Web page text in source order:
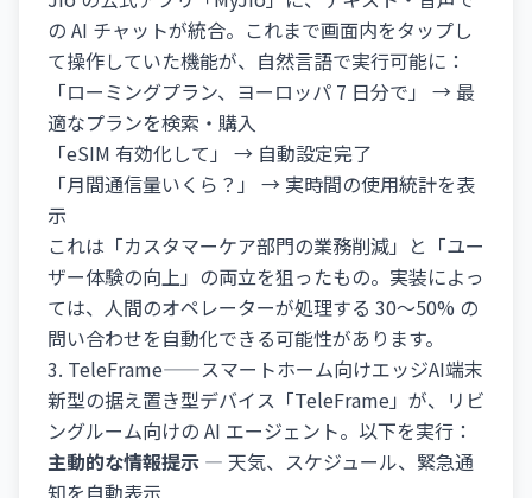
の AI チャットが統合。これまで画面内をタップし
て操作していた機能が、自然言語で実行可能に：
「ローミングプラン、ヨーロッパ 7 日分で」 → 最
適なプランを検索・購入
「eSIM 有効化して」 → 自動設定完了
「月間通信量いくら？」 → 実時間の使用統計を表
示
これは「カスタマーケア部門の業務削減」と「ユー
ザー体験の向上」の両立を狙ったもの。実装によっ
ては、人間のオペレーターが処理する 30～50% の
問い合わせを自動化できる可能性があります。
3. TeleFrame——スマートホーム向けエッジAI端末
新型の据え置き型デバイス「TeleFrame」が、リビ
ングルーム向けの AI エージェント。以下を実行：
主動的な情報提示 — 天気、スケジュール、緊急通
知を自動表示